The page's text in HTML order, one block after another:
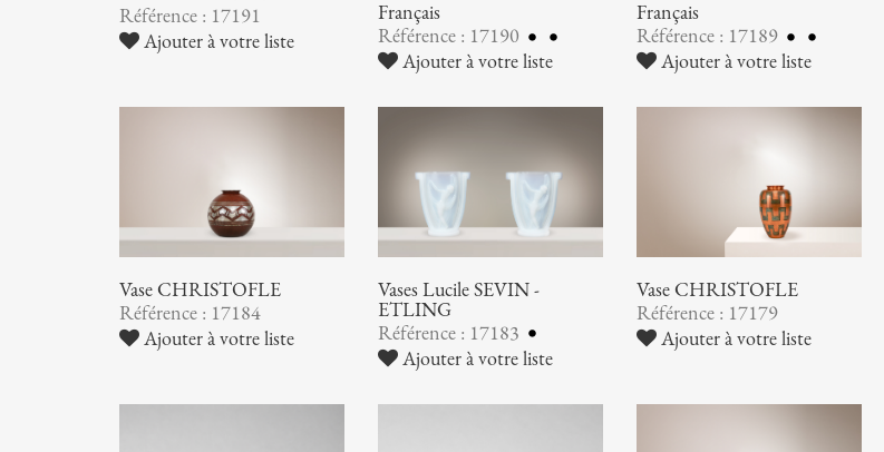
Référence : 17191
Ajouter à votre liste
Français
Référence : 17190
Ajouter à votre liste
Français
Référence : 17189
Ajouter à votre liste
Vase CHRISTOFLE
Référence : 17184
Ajouter à votre liste
Vases Lucile SEVIN -
ETLING
Référence : 17183
Ajouter à votre liste
Vase CHRISTOFLE
Référence : 17179
Ajouter à votre liste